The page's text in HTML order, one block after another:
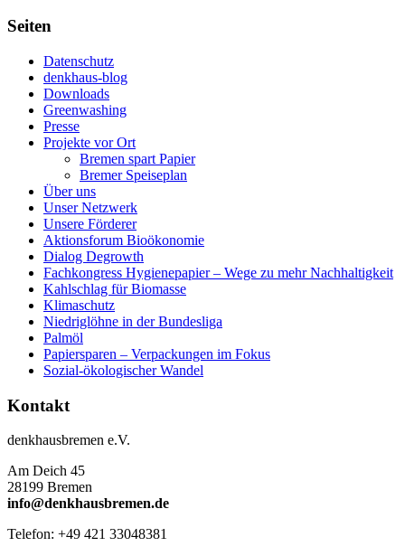
Seiten
Datenschutz
denkhaus-blog
Downloads
Greenwashing
Presse
Projekte vor Ort
Bremen spart Papier
Bremer Speiseplan
Über uns
Unser Netzwerk
Unsere Förderer
Aktionsforum Bioökonomie
Dialog Degrowth
Fachkongress Hygienepapier – Wege zu mehr Nachhaltigkeit
Kahlschlag für Biomasse
Klimaschutz
Niedriglöhne in der Bundesliga
Palmöl
Papiersparen – Verpackungen im Fokus
Sozial-ökologischer Wandel
Kontakt
denkhausbremen e.V.
Am Deich 45
28199 Bremen
info@denkhausbremen.de
Telefon: +49 421 33048381